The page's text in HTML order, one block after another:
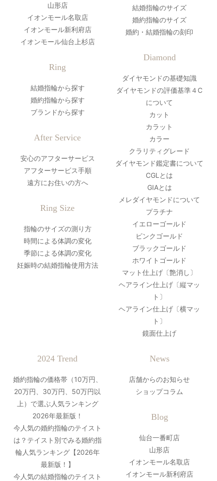
山形店
イオンモール名取店
イオンモール新利府店
イオンモール仙台上杉店
Ring
結婚指輪から探す
婚約指輪から探す
ブランドから探す
After Service
安心のアフターサービス
アフターサービス手順
遠方にお住いの方へ
Ring Size
指輪のサイズの測り方
時間による体調の変化
季節による体調の変化
妊娠時の結婚指輪使用方法
結婚指輪のサイズ
婚約指輪のサイズ
婚約・結婚指輪の刻印
Diamond
ダイヤモンドの基礎知識
ダイヤモンドの評価基準４C
について
カット
カラット
カラー
クラリティグレード
ダイヤモンド鑑定書について
CGLとは
GIAとは
メレダイヤモンドについて
プラチナ
イエローゴールド
ピンクゴールド
ブラックゴールド
ホワイトゴールド
マット仕上げ〔艶消し〕
ヘアライン仕上げ〔縦マッ
ト〕
ヘアライン仕上げ〔横マッ
ト〕
鏡面仕上げ
2024 Trend
婚約指輪の価格帯（10万円、
20万円、30万円、50万円以
上）で選ぶ人気ランキング
2026年最新版！
今人気の婚約指輪のテイスト
は？テイスト別でみる婚約指
輪人気ランキング【2026年
最新版！】
今人気の結婚指輪のテイスト
News
店舗からのお知らせ
ショップコラム
Blog
仙台一番町店
山形店
イオンモール名取店
イオンモール新利府店